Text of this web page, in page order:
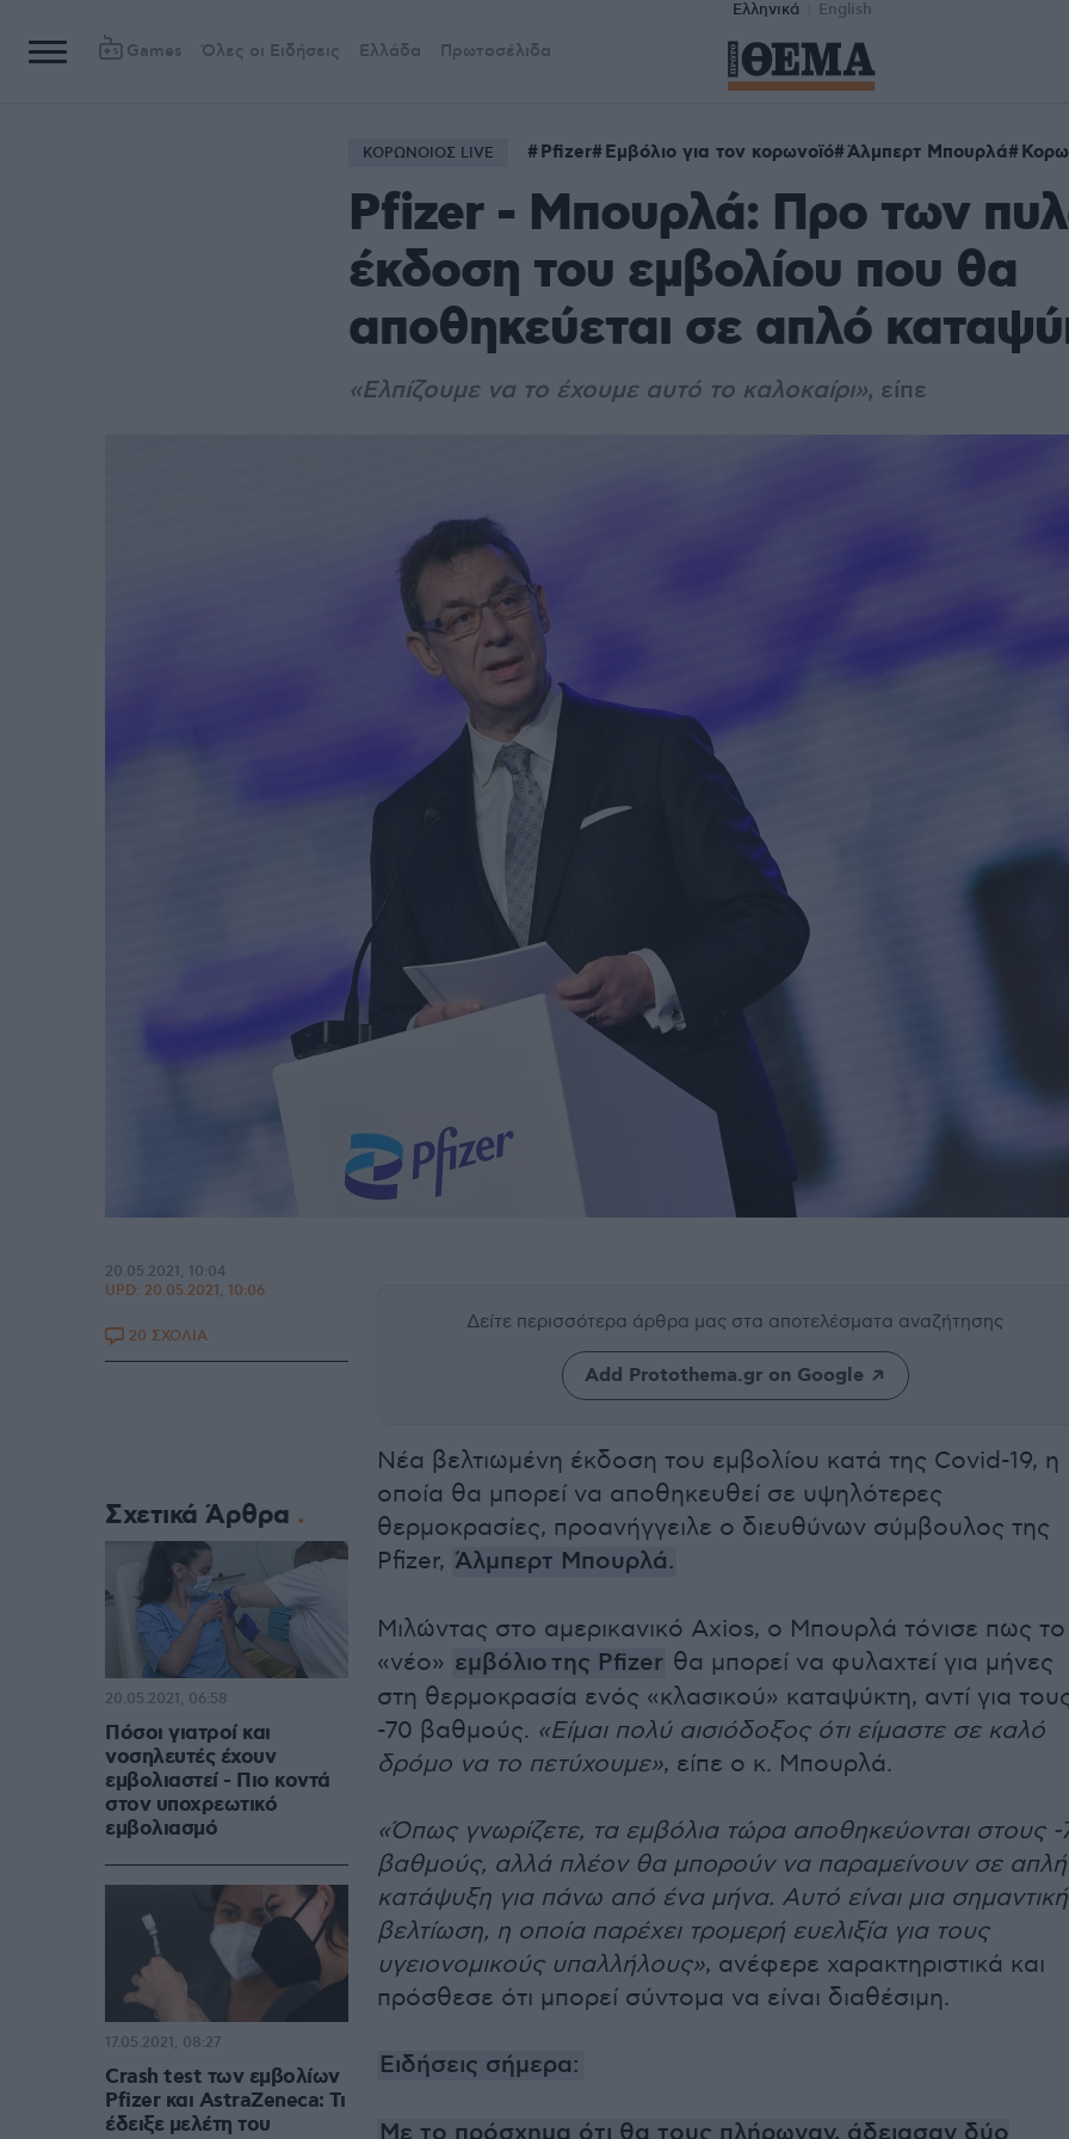
Ελληνικά English
Games Όλες οι Ειδήσεις Ελλάδα Πρωτοσέλιδα
ΚΟΡΩΝΟΙΟΣ LIVE Pfizer Εμβόλιο για τον κορωνοϊό Άλμπερτ Μπουρλά
Pfizer - Μπουρλά: Προ των
έκδοση του εμβολίου που θα
αποθηκεύεται σε απλό
«Ελπίζουμε να το έχουμε αυτό το καλοκαίρι», είπε
Δείτε περισσότερα άρθρα μας στα αποτελέσματα αναζήτησης
Add Protothema.gr on Google
Νέα βελτιωμένη έκδοση του εμβολίου κατά της Covid-19, η
οποία θα μπορεί να αποθηκευθεί σε υψηλότερες
θερμοκρασίες, προανήγγειλε o διευθύνων σύμβουλος της
Pfizer, Άλμπερτ Μπουρλά.
Μιλώντας στο αμερικανικό Axios, ο Μπουρλά τόνισε πως το
«νέο» εμβόλιο της Pfizer θα μπορεί να φυλαχτεί για μήνες
στη θερμοκρασία ενός «κλασικού» καταψύκτη, αντί για
-70 βαθμούς. «Είμαι πολύ αισιόδοξος ότι είμαστε σε καλό
δρόμο να το πετύχουμε», είπε ο κ. Μπουρλά.
«Όπως γνωρίζετε, τα εμβόλια τώρα αποθηκεύονται στους -
βαθμούς, αλλά πλέον θα μπορούν να παραμείνουν σε απλή
κατάψυξη για πάνω από ένα μήνα. Αυτό είναι μια σημαντική
βελτίωση, η οποία παρέχει τρομερή ευελιξία για τους
υγειονομικούς υπαλλήλους», ανέφερε χαρακτηριστικά και
πρόσθεσε ότι μπορεί σύντομα να είναι διαθέσιμη.
Ειδήσεις σήμερα:
20.05.2021, 10:04
UPD: 20.05.2021, 10:06
20 ΣΧΟΛΙΑ
Σχετικά Άρθρα
Πόσοι γιατροί και
νοσηλευτές έχουν
εμβολιαστεί - Πιο κοντά
στον υποχρεωτικό
εμβολιασμό
20.05.2021, 06:58
Crash test των εμβολίων
Pfizer και AstraZeneca: Τι
έδειξε μελέτη του
17.05.2021, 08:27